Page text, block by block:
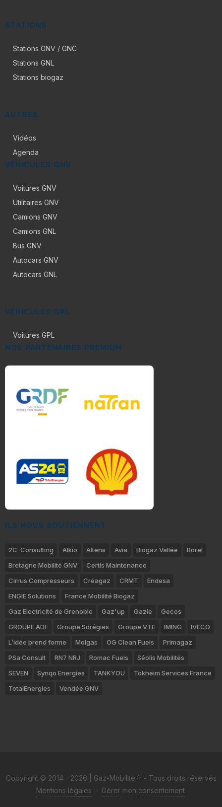
STATIONS
Stations GNV / GNC
Stations GNL
Stations biogaz
AUTRES
Vidéos
Agenda
VÉHICULES GNV
Voitures GNV
Utilitaires GNV
Camions GNV
Camions GNL
Bus GNV
Autocars GNV
Autocars GNL
VÉHICULES GPL
Voitures GPL
NOS PARTENAIRES PREMIUM
ILS NOUS SOUTIENNENT
2C-Consulting Alkio Altens Avia Biogaz Vallée
Borel
Bretagne Mobilité GNV
Certis Maintenance
Cirrus Compresseurs
Créagaz CRMT
Endesa
ENGIE Solutions
France Mobilité Biogaz
Gaz Electricité de Grenoble
Gaz'up Gazie
Gecos
GROUPE ADF
Groupe Sorégies Groupe VTE IMING
IVECO
L’idée prend forme
Molgas OG Clean Fuels
Primagaz
PSa Consult
RN7 NRJ Romac Fuels
Séolis Mobilités
SEVEN
Synqo Energies TANKYOU
Tokheim Services France
TotalEnergies
Vendée GNV
Copyright © 2014 - 2026 | Gaz-Mobilite.fr - Tous droits réservés
Mentions légales - Gérer mon consentement